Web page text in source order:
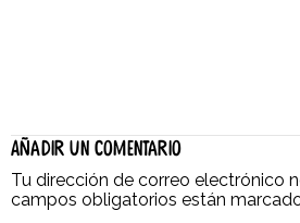
Añadir un comentario
Tu dirección de correo electrónico
campos obligatorios están